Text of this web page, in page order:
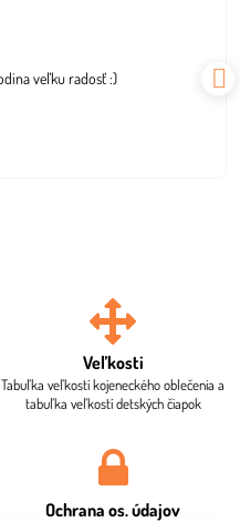
veľku radosť :)
Veľkosti
Tabuľka veľkostí kojeneckého oblečenia a
tabuľka veľkostí detských čiapok
Ochrana os​. údajov